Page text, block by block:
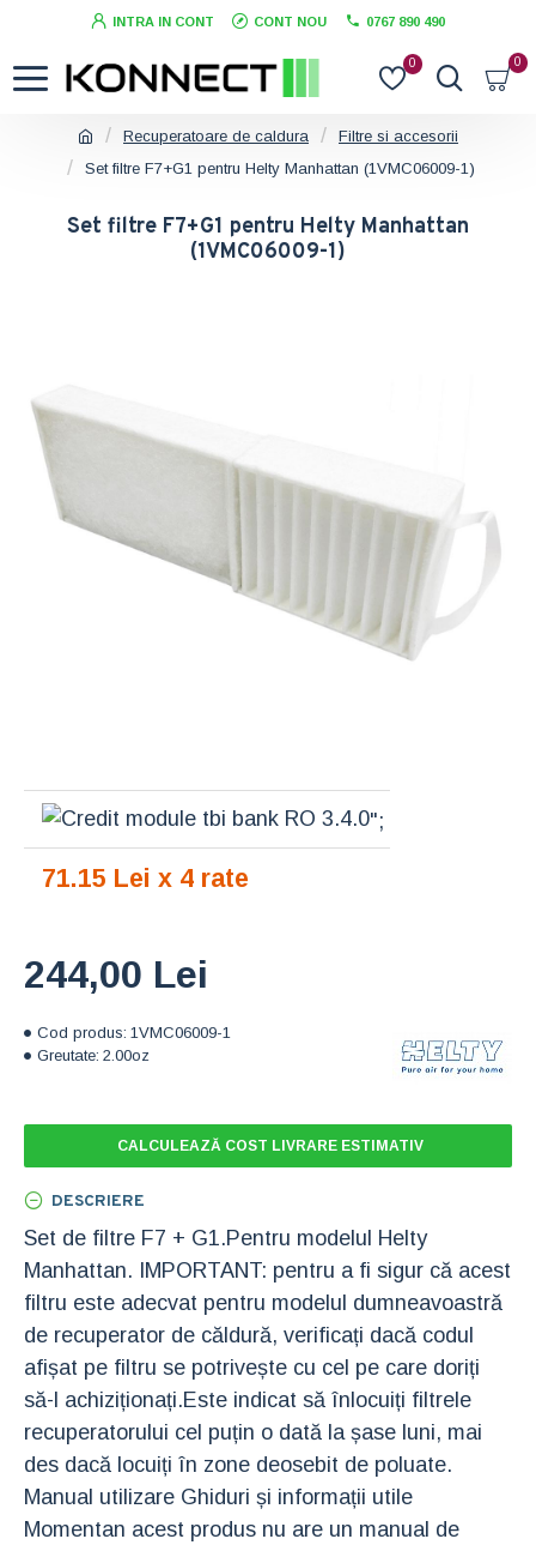
INTRA IN CONT CONT NOU 0767 890 490
0 0
Recuperatoare de caldura
Filtre si accesorii
Set filtre F7+G1 pentru Helty Manhattan (1VMC06009-1)
Set filtre F7+G1 pentru Helty Manhattan
(1VMC06009-1)
Cod produs: 1VMC06009-1
Greutate: 2.00oz
244,00 Lei
";
71.15 Lei x 4 rate
CALCULEAZĂ COST LIVRARE ESTIMATIV
DESCRIERE
Set de filtre F7 + G1.Pentru modelul Helty
Manhattan. IMPORTANT: pentru a fi sigur că acest
filtru este adecvat pentru modelul dumneavoastră
de recuperator de căldură, verificați dacă codul
afișat pe filtru se potrivește cu cel pe care doriți
să-l achiziționați.Este indicat să înlocuiți filtrele
recuperatorului cel puțin o dată la șase luni, mai
des dacă locuiți în zone deosebit de poluate.
Manual utilizare Ghiduri și informații utile
Momentan acest produs nu are un manual de